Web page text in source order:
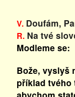
V.Doufám,
R.Na tvé
Modleme se:
Bože, vyslyš
příklad tvého